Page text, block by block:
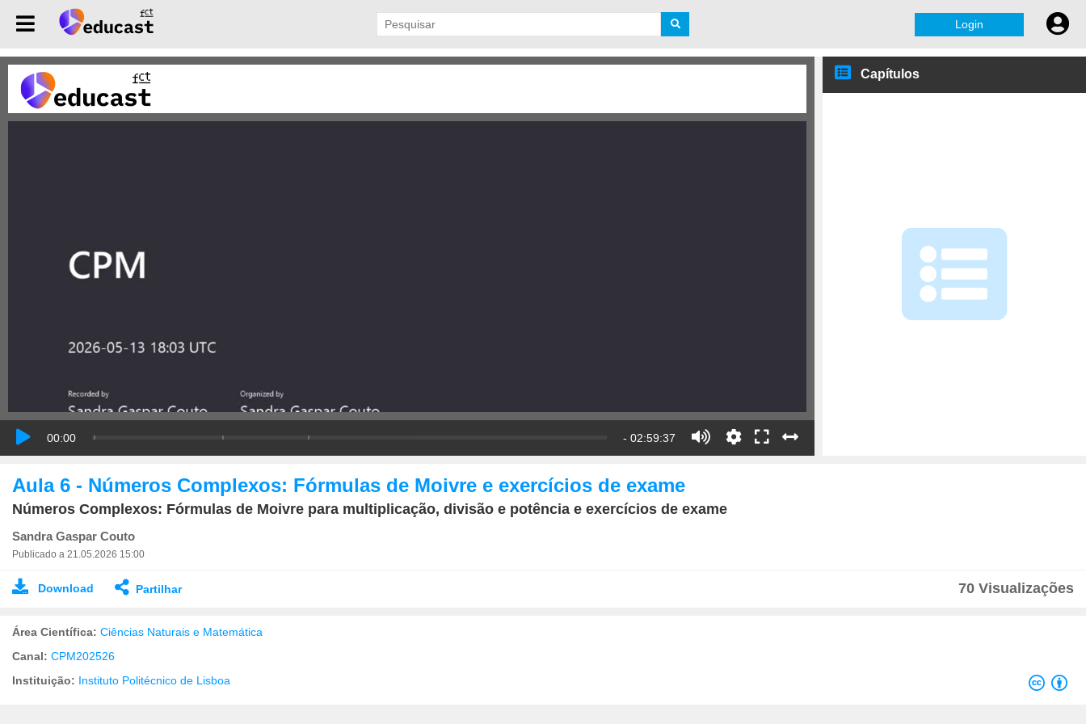
Login
00:00 - 02:59:37
1
Capítulos
Exercícios de exame
Aula 6 - Números Complexos: Fórmulas de Moivre e exercícios de exame
Números Complexos: Fórmulas de Moivre para multiplicação, divisão e potência e exercícios de exame
Sandra Gaspar Couto
Publicado a 21.05.2026 15:00
Download Partilhar 70 Visualizações
Área Científica: Ciências Naturais e Matemática
Canal: CPM202526
Instituição: Instituto Politécnico de Lisboa